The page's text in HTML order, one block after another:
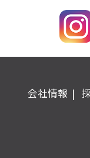
会社情報